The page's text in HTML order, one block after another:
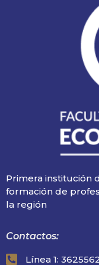
Primera institución
formación de
la región
Contactos:
Línea 1: